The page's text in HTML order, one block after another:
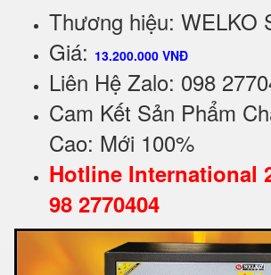
Thương hiệu: WELKO
Giá: 13.200.000 VNĐ
Liên Hệ Zalo: 098
Cam Kết Sản Phẩm
Cao: Mới 100%
Hotline International
98 2770404